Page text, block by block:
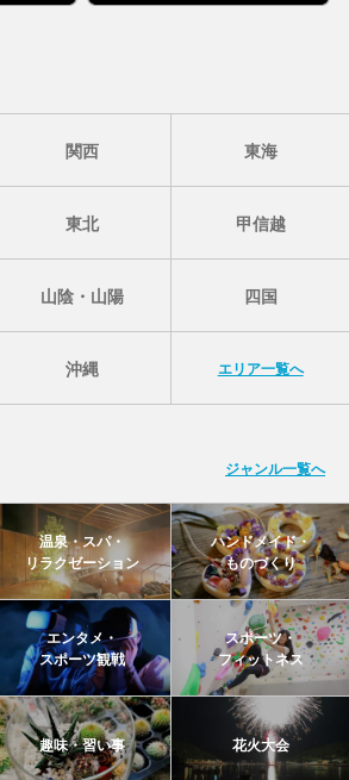
関西 東海
東北 甲信越
山陰・山陽 四国
沖縄 エリア一覧へ
ジャンル一覧へ
温泉・スパ・
リラクゼーション
ハンドメイド・
ものづくり
エンタメ・
スポーツ観戦
スポーツ・
フィットネス
趣味・習い事 花火大会